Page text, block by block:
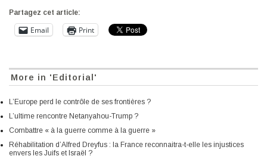
Partagez cet article:
Email Print
More in 'Editorial'
L’Europe perd le contrôle de ses frontières ?
L’ultime rencontre Netanyahou-Trump ?
Combattre « à la guerre comme à la guerre »
Réhabilitation d’Alfred Dreyfus : la France reconnaitra-t-elle les injustices
envers les Juifs et Israël ?